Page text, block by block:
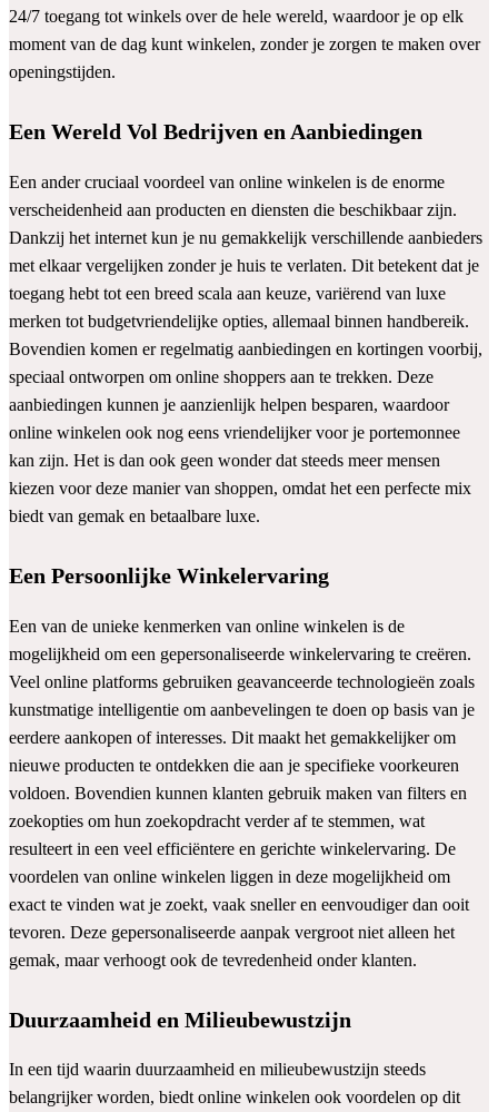
24/7 toegang tot winkels over de hele wereld, waardoor je op elk
moment van de dag kunt winkelen, zonder je zorgen te maken over
openingstijden.
Een Wereld Vol Bedrijven en Aanbiedingen
Een ander cruciaal voordeel van online winkelen is de enorme
verscheidenheid aan producten en diensten die beschikbaar zijn.
Dankzij het internet kun je nu gemakkelijk verschillende aanbieders
met elkaar vergelijken zonder je huis te verlaten. Dit betekent dat je
toegang hebt tot een breed scala aan keuze, variërend van luxe
merken tot budgetvriendelijke opties, allemaal binnen handbereik.
Bovendien komen er regelmatig aanbiedingen en kortingen voorbij,
speciaal ontworpen om online shoppers aan te trekken. Deze
aanbiedingen kunnen je aanzienlijk helpen besparen, waardoor
online winkelen ook nog eens vriendelijker voor je portemonnee
kan zijn. Het is dan ook geen wonder dat steeds meer mensen
kiezen voor deze manier van shoppen, omdat het een perfecte mix
biedt van gemak en betaalbare luxe.
Een Persoonlijke Winkelervaring
Een van de unieke kenmerken van online winkelen is de
mogelijkheid om een gepersonaliseerde winkelervaring te creëren.
Veel online platforms gebruiken geavanceerde technologieën zoals
kunstmatige intelligentie om aanbevelingen te doen op basis van je
eerdere aankopen of interesses. Dit maakt het gemakkelijker om
nieuwe producten te ontdekken die aan je specifieke voorkeuren
voldoen. Bovendien kunnen klanten gebruik maken van filters en
zoekopties om hun zoekopdracht verder af te stemmen, wat
resulteert in een veel efficiëntere en gerichte winkelervaring. De
voordelen van online winkelen liggen in deze mogelijkheid om
exact te vinden wat je zoekt, vaak sneller en eenvoudiger dan ooit
tevoren. Deze gepersonaliseerde aanpak vergroot niet alleen het
gemak, maar verhoogt ook de tevredenheid onder klanten.
Duurzaamheid en Milieubewustzijn
In een tijd waarin duurzaamheid en milieubewustzijn steeds
belangrijker worden, biedt online winkelen ook voordelen op dit